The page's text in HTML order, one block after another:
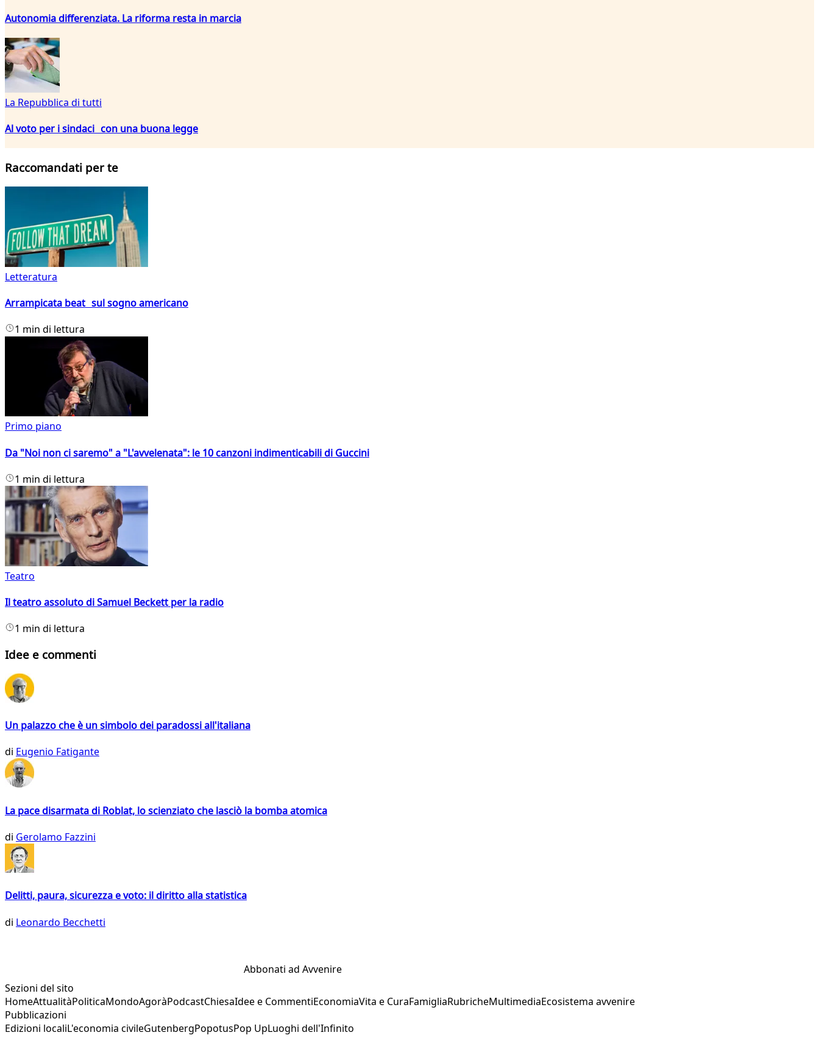
Autonomia differenziata. La riforma resta in marcia
La Repubblica di tutti
Al voto per i sindaci con una buona legge
Raccomandati per te
Letteratura
Arrampicata beat sul sogno americano
1 min di lettura
Primo piano
Da "Noi non ci saremo" a "L'avvelenata": le 10 canzoni indimenticabili di Guccini
1 min di lettura
Teatro
Il teatro assoluto di Samuel Beckett per la radio
1 min di lettura
Idee e commenti
Un palazzo che è un simbolo dei paradossi all'italiana
di Eugenio Fatigante
La pace disarmata di Roblat, lo scienziato che lasciò la bomba atomica
di Gerolamo Fazzini
Delitti, paura, sicurezza e voto: il diritto alla statistica
di Leonardo Becchetti
Abbonati ad Avvenire
Sezioni del sito
HomeAttualitàPoliticaMondoAgoràPodcastChiesaIdee e CommentiEconomiaVita e CuraFamigliaRubricheMultimediaEcosistema avvenire
Pubblicazioni
Edizioni localiL'economia civileGutenbergPopotusPop UpLuoghi dell'Infinito